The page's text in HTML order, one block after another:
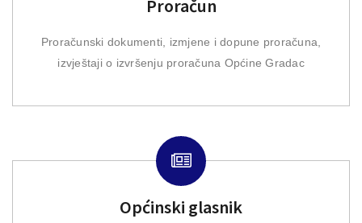
Proračun
Proračunski dokumenti, izmjene i dopune proračuna,
izvještaji o izvršenju proračuna Općine Gradac
Općinski glasnik